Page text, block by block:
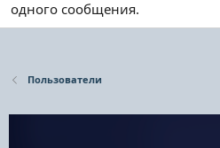
одного сообщения.
Пользователи